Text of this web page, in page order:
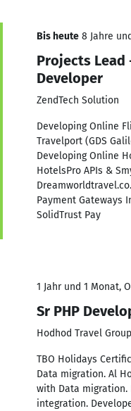
Bis heute 8 Jahre
Projects Lead
Developer
ZendTech Solution
Developing Online
Travelport (GDS
Developing Online
HotelsPro APIs &
Payment Gateways
SolidTrust Pay
1 Jahr und 1 Monat,
Sr PHP
Hodhod Travel Group
TBO Holidays
Data migration. Al
with Data migration.
integration.